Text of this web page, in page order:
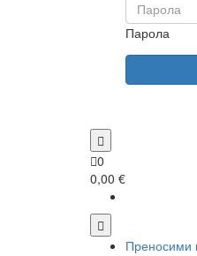
Парола
0
0,00 €